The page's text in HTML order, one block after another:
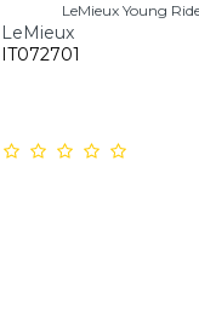
LeMieux Young
LeMieux
IT072701